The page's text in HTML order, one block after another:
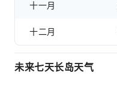
十一月
十二月
未来七天长岛天气